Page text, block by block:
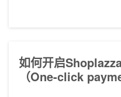
如何开启
（One-click